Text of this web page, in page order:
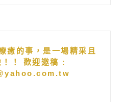
癒的事，是一場精采且
！！ 歡迎邀稿 :